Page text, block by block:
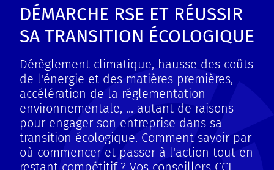
DÉMARCHE RSE ET RÉUSSIR
SA TRANSITION ÉCOLOGIQUE
Dérèglement climatique, hausse des coûts
de l'énergie et des matières premières,
accélération de la réglementation
environnementale, ... autant de raisons
pour engager son entreprise dans sa
transition écologique. Comment savoir par
où commencer et passer à l'action tout en